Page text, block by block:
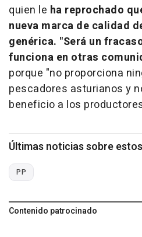
quien le ha reprochado
nueva marca de calidad
genérica. "Será un
funciona en otras
porque "no proporciona
pescadores asturianos y
beneficio a los
Últimas noticias sobre
PP
Contenido patrocinado